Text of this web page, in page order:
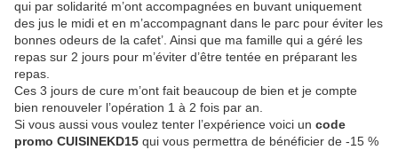
qui par solidarité m’ont accompagnées en buvant uniquement
des jus le midi et en m’accompagnant dans le parc pour éviter les
bonnes odeurs de la cafet’. Ainsi que ma famille qui a géré les
repas sur 2 jours pour m’éviter d’être tentée en préparant les
repas.
Ces 3 jours de cure m’ont fait beaucoup de bien et je compte
bien renouveler l’opération 1 à 2 fois par an.
Si vous aussi vous voulez tenter l’expérience voici un code
promo CUISINEKD15 qui vous permettra de bénéficier de -15 %